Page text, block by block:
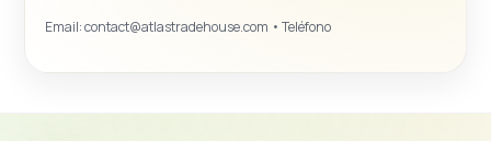
Email:contact@atlastradehouse.com • Teléfono